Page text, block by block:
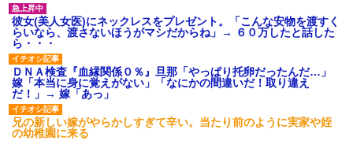
上司「何なの、この書類！！」私「あの‥」上司「今は私が話し
てるの！」私「ですから」上司「黙って聞きなさい！」私「それ
は」上司「言い訳しない！」→結果ｗｗｗｗｗ
出張中の旦那から『フリンしやがって、このクズ』と電話が。私
「本当に家まで来たの？証拠は？」旦那「俺の言葉が信じられな
いのか！」→ 離婚後
彼女(美人女医)にネックレスをプレゼント。「こんな安物を渡すく
らいなら、渡さないほうがマシだからね」→ ６０万したと話した
ら・・・
ＤＮＡ検査『血縁関係０％』旦那「やっぱり托卵だったんだ…」
嫁「本当に身に覚えがない」「なにかの間違いだ！取り違え
だ！」→ 嫁「あっ」
兄の新しい嫁がやらかしすぎて辛い。当たり前のように実家や姪
の幼稚園に来る